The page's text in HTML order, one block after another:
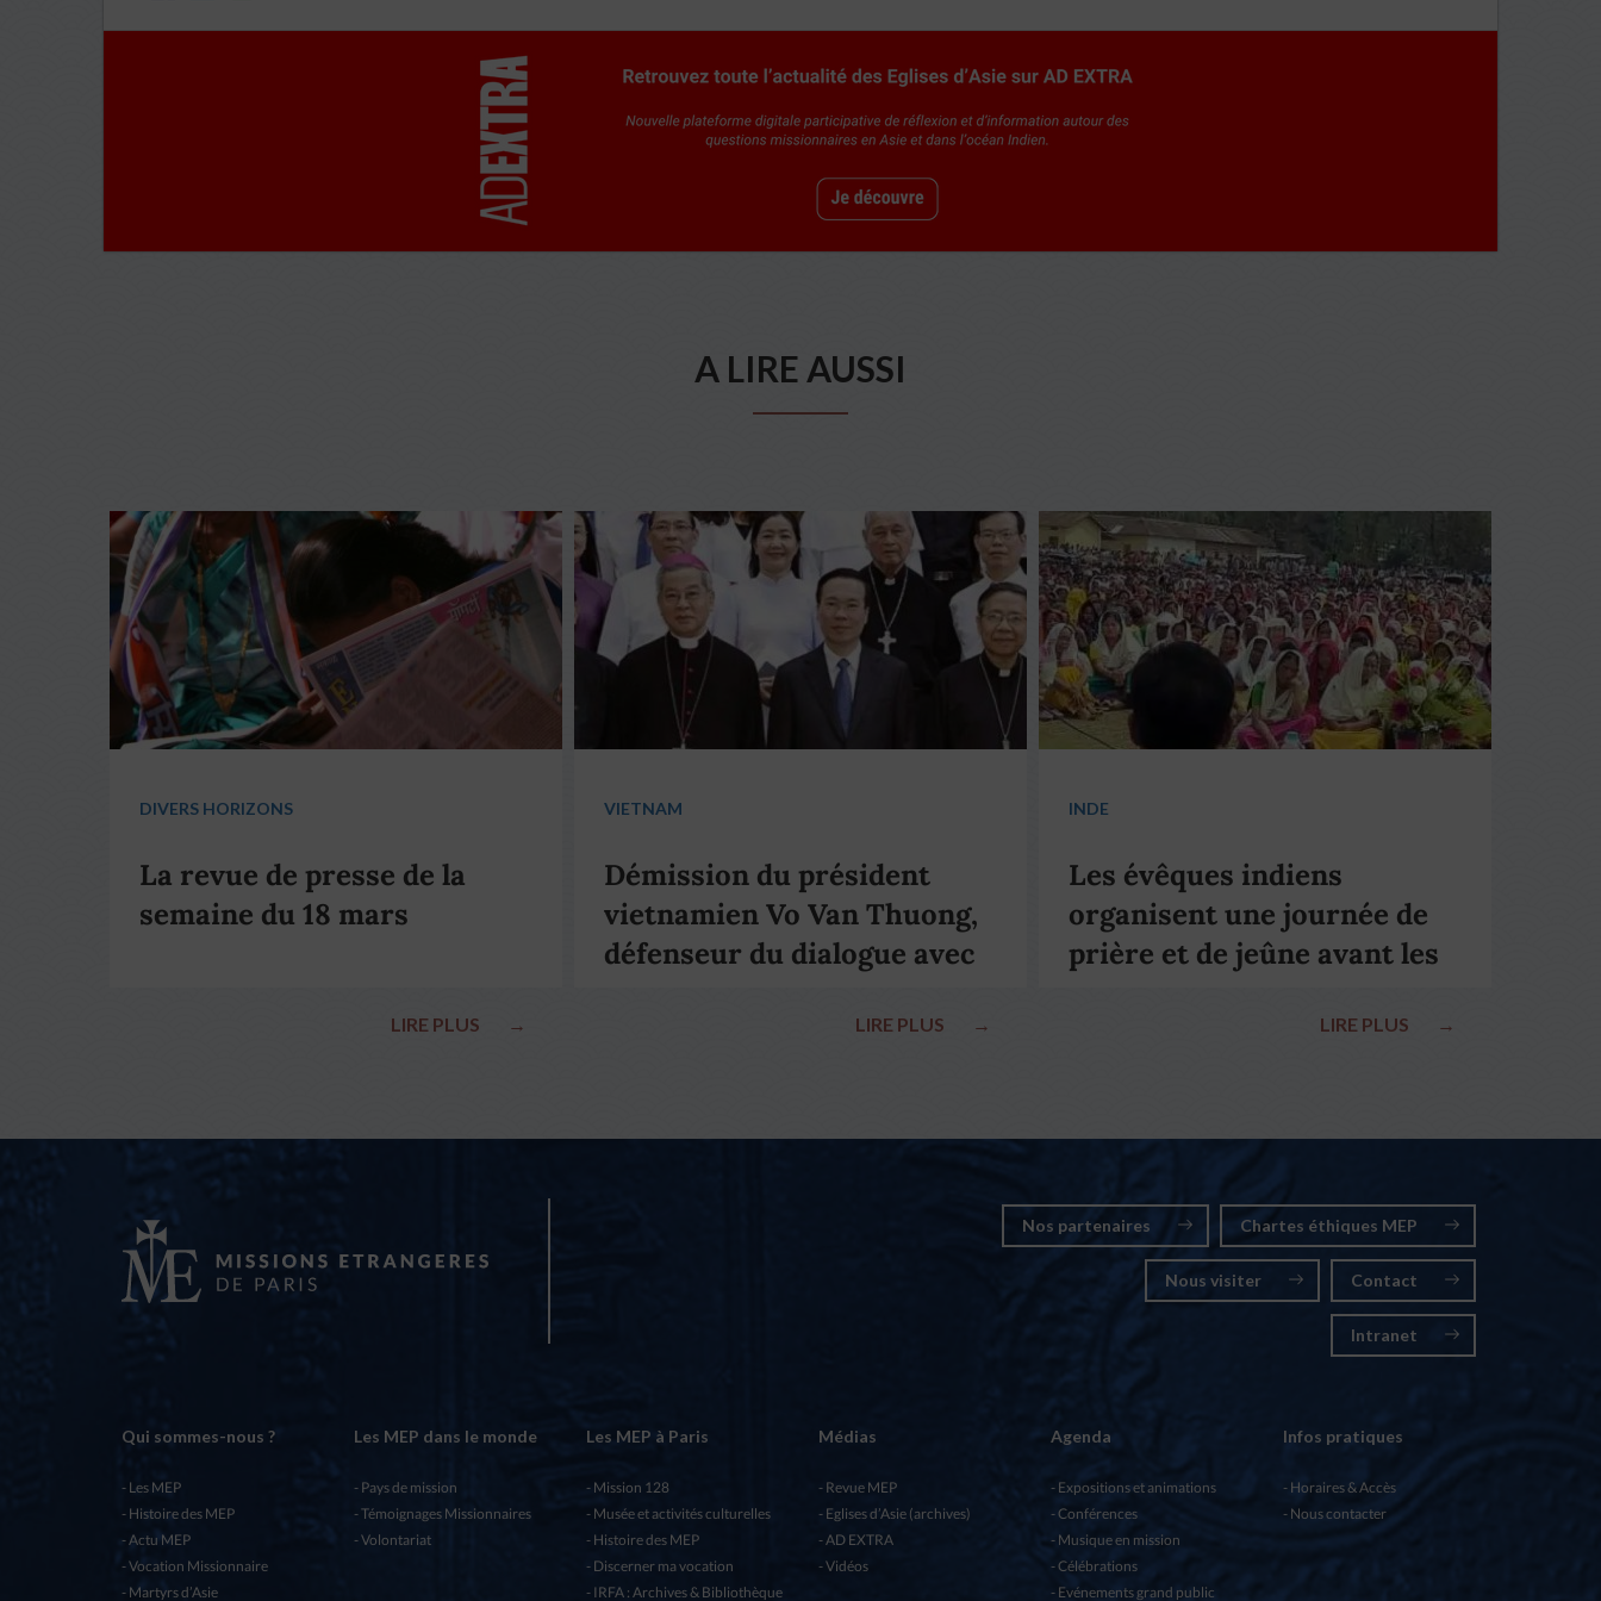
A LIRE AUSSI
DIVERS HORIZONS
La revue de presse de la
semaine du 18 mars
LIRE PLUS →
VIETNAM
Démission du président
vietnamien Vo Van Thuong,
défenseur du dialogue avec
LIRE PLUS →
INDE
Les évêques indiens
organisent une journée de
prière et de jeûne avant les
LIRE PLUS →
Nos partenaires Chartes éthiques MEP
Nous visiter Contact
Intranet
Qui sommes-nous ?
Les MEP
Histoire des MEP
Actu MEP
Vocation Missionnaire
Martyrs d’Asie
Les MEP dans le monde
Pays de mission
Témoignages Missionnaires
Volontariat
Les MEP à Paris
Mission 128
Musée et activités culturelles
Histoire des MEP
Discerner ma vocation
IRFA : Archives & Bibliothèque
Médias
Revue MEP
Eglises d’Asie (archives)
AD EXTRA
Vidéos
Agenda
Expositions et animations
Conférences
Musique en mission
Célébrations
Evénements grand public
Infos pratiques
Horaires & Accès
Nous contacter